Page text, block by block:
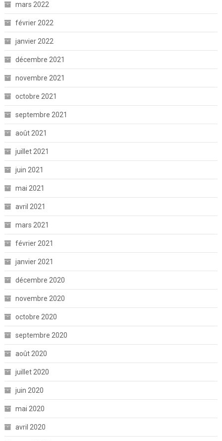
mars 2022
février 2022
janvier 2022
décembre 2021
novembre 2021
octobre 2021
septembre 2021
août 2021
juillet 2021
juin 2021
mai 2021
avril 2021
mars 2021
février 2021
janvier 2021
décembre 2020
novembre 2020
octobre 2020
septembre 2020
août 2020
juillet 2020
juin 2020
mai 2020
avril 2020